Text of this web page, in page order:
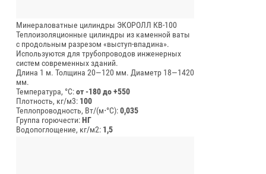
Минераловатные цилиндры ЭКОРОЛЛ КВ-100
Теплоизоляционные цилиндры из каменной ваты
с продольным разрезом «выступ-впадина».
Используются для трубопроводов инженерных
систем современных зданий.
Длина 1 м. Толщина 20—120 мм. Диаметр 18—1420
мм.
Температура, °C:от -180 до +550
Плотность, кг/м3: 100
Теплопроводность, Вт/(м⋅°С):0,035
Группа горючести:НГ
Водопоглощение, кг/м2: 1,5